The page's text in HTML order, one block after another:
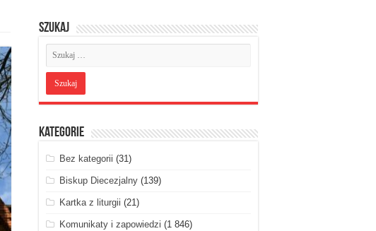
Szukaj
Kategorie
Bez kategorii (31)
Biskup Diecezjalny(139)
Kartka z liturgii (21)
Komunikaty i zapowiedzi (1 846)